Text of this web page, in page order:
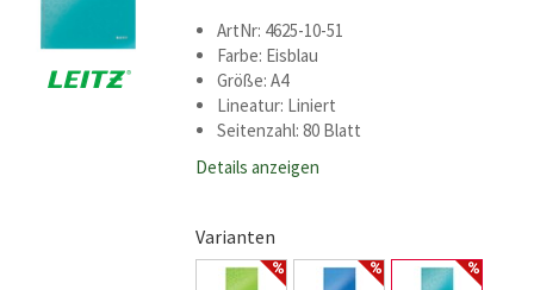
ArtNr: 4625-10-51
Farbe: Eisblau
Größe: A4
Lineatur: Liniert
Seitenzahl: 80 Blatt
Details anzeigen
Varianten